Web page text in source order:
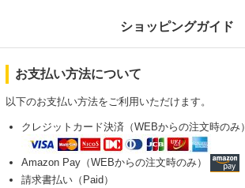
ショッピングガイド
お支払い方法について
以下のお支払い方法をご利用いただけます。
クレジットカード決済（WEBからの注文時のみ）
Amazon Pay（WEBからの注文時のみ）
請求書払い（Paid）